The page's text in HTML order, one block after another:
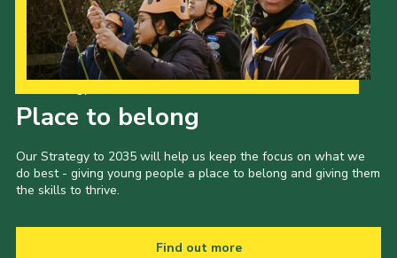
Place to belong
Our Strategy to 2035 will help us keep the focus on what we
do best - giving young people a place to belong and giving them
the skills to thrive.
Find out more